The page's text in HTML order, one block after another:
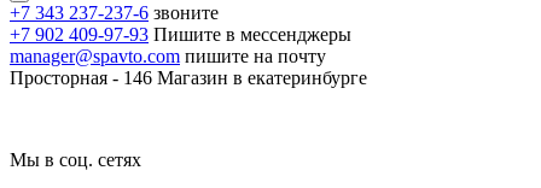
+7 343 237-237-6 звоните
+7 902 409-97-93 Пишите в мессенджеры
manager@spavto.com пишите на почту
Просторная - 146 Магазин в екатеринбурге
Мы в соц. сетях